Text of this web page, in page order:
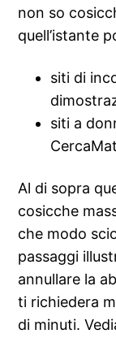
non so
quell’istante
siti di
siti a
Al di sopra
cosicche
che modo
passaggi
annullare la
ti richiedera
di minuti.